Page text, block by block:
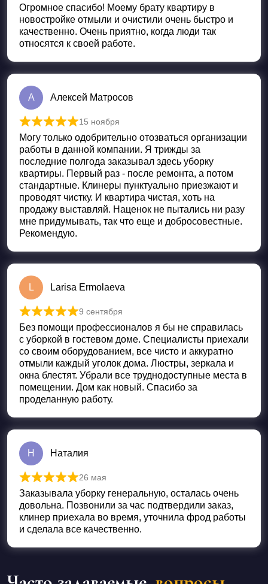
Огромное спасибо! Моему брату квартиру в
новостройке отмыли и очистили очень быстро и
качественно. Очень приятно, когда люди так
относятся к своей работе.
А Алексей Матросов
Оценка
15 ноября
Могу только одобрительно отозваться организации
работы в данной компании. Я трижды за
последние полгода заказывал здесь уборку
квартиры. Первый раз - после ремонта, а потом
стандартные. Клинеры пунктуально приезжают и
проводят чистку. И квартира чистая, хоть на
продажу выставляй. Наценок не пытались ни разу
мне придумывать, так что еще и добросовестные.
Рекомендую.
L Larisa Ermolaeva
Оценка
9 сентября
Без помощи профессионалов я бы не справилась
с уборкой в гостевом доме. Специалисты приехали
со своим оборудованием, все чисто и аккуратно
отмыли каждый уголок дома. Люстры, зеркала и
окна блестят. Убрали все труднодоступные места в
помещении. Дом как новый. Спасибо за
проделанную работу.
Н Наталия
Оценка
26 мая
Заказывала уборку генеральную, осталась очень
довольна. Позвонили за час подтвердили заказ,
клинер приехала во время, уточнила фрод работы
и сделала все качественно.